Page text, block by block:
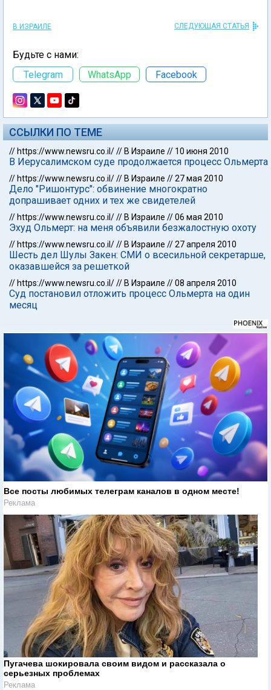
В ИЗРАИЛЕ СЛЕДУЮЩАЯ СТАТЬЯ
Будьте с нами:
Telegram
WhatsApp Facebook
ССЫЛКИ ПО ТЕМЕ
// https://www.newsru.co.il/// В Израиле // 10 июня 2010
В Иерусалимском суде продолжается процесс Ольмерта
// https://www.newsru.co.il/// В Израиле //27 мая 2010
Дело "Ришонтурс": обвинение многократно
допрашивает одних и тех же свидетелей
// https://www.newsru.co.il/// В Израиле //06 мая 2010
Эхуд Ольмерт: на меня объявили безжалостную охоту
// https://www.newsru.co.il/// В Израиле //27 апреля 2010
Шесть дел Шулы Закен: СМИ о всесильной секретарше,
оказавшейся за решеткой
// https://www.newsru.co.il/// В Израиле //08 апреля 2010
Суд постановил отложить процесс Ольмерта на один
месяц
Все посты любимых телеграм каналов в одном месте!
Реклама
Пугачева шокировала своим видом и рассказала о
серьезных проблемах
Реклама